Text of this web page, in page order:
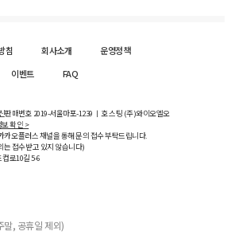
침 회사소개
운영정책
이벤트 FAQ
판매번호 2019-서울마포-1239 ㅣ 호스팅 (주)와이오엘오
확인 >
오플러스 채널을 통해 문의 접수 부탁드립니다.
는 접수받고 있지 않습니다)
컵로10길5-6
말, 공휴일 제외)